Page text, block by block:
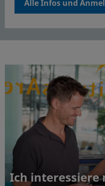
Alle Infos und
Ich interessiere